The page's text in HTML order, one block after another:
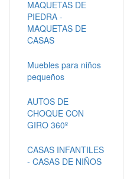
MAQUETAS DE
PIEDRA -
MAQUETAS DE
CASAS
Muebles para niños
pequeños
AUTOS DE
CHOQUE CON
GIRO 360º
CASAS INFANTILES
- CASAS DE NIÑOS